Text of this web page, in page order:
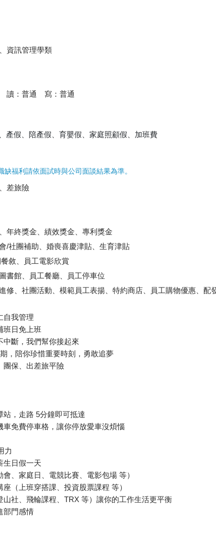
資訊管理學類
讀：普通 寫：普通
產假、陪產假、育嬰假、家庭照顧假、加班費
福利請依面試時與公司面談結果為準。
差旅險
年終獎金、績效獎金、專利獎金
/社團補助、婚喪喜慶津貼、生育津貼
敘、員工電影欣賞
書館、員工餐廳、員工停車位
修、社團活動、模範員工表揚、特約商店、員工購物優惠、配
自我管理
班日免上班
中斷，我們幫你接起來
，陪你珍惜重要時刻，勇敢追夢
團保、出差旅平險
，走路 5分鐘即可抵達
免費停車格，讓你停放愛車沒煩惱
力
生日假一天
、家庭日、電競比賽、電影包場 等）
（上班穿搭課、投資股票課程 等）
社、飛輪課程、TRX 等）讓你的工作生活更平衡
部門感情